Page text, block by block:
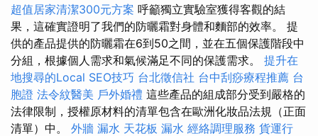
超值居家清潔300元方案 呼籲獨立實驗室獲得客觀的結
果，這確實證明了我們的防曬霜對身體和麵部的效率。 提
供的產品提供的防曬霜在6到50之間，並在五個保護階段中
分組，根據個人需求和氣候滿足不同的保護需求。 提升在
地搜尋的Local SEO技巧 台北徵信社 台中刮痧療程推薦 台
胞證 法令紋醫美 戶外婚禮 這些產品的組成部分受到嚴格的
法律限制，授權原材料的清單包含在歐洲化妝品法規（正面
清單）中。 外牆 漏水 天花板 漏水 經絡調理服務 貨運行